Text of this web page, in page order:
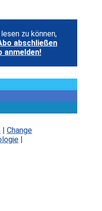
zu können,
abschließen
anmelden!
| Change
|